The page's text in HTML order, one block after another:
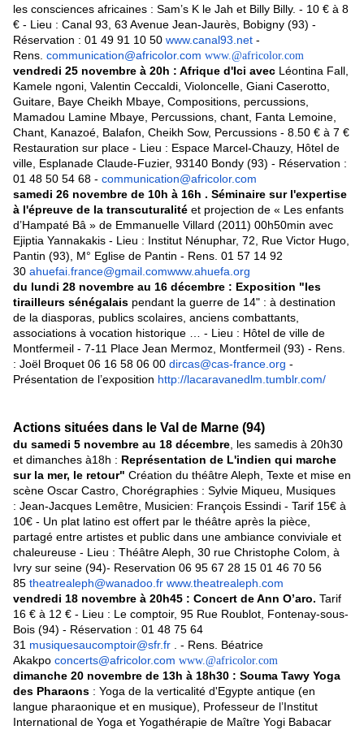
les consciences africaines : Sam’s K le Jah et Billy Billy. - 10 € à 8
€ - Lieu : Canal 93, 63 Avenue Jean-Jaurès, Bobigny (93) -
Réservation : 01 49 91 10 50 www.canal93.net -
Rens. communication@africolor.com www.@africolor.com
vendredi 25 novembre à 20h : Afrique d'Ici avec Léontina Fall,
Kamele ngoni, Valentin Ceccaldi, Violoncelle, Giani Caserotto,
Guitare, Baye Cheikh Mbaye, Compositions, percussions,
Mamadou Lamine Mbaye, Percussions, chant, Fanta Lemoine,
Chant, Kanazoé, Balafon, Cheikh Sow, Percussions - 8.50 € à 7 €
Restauration sur place - Lieu : Espace Marcel-Chauzy, Hôtel de
ville, Esplanade Claude-Fuzier, 93140 Bondy (93) - Réservation :
01 48 50 54 68 - communication@africolor.com
samedi 26 novembre de 10h à 16h . Séminaire sur l'expertise
à l'épreuve de la transcuturalité et projection de « Les enfants
d’Hampaté Bâ » de Emmanuelle Villard (2011) 00h50min avec
Ejiptia Yannakakis - Lieu : Institut Nénuphar, 72, Rue Victor Hugo,
Pantin (93), M° Eglise de Pantin - Rens. 01 57 14 92
30 ahuefai.france@gmail.comwww.ahuefa.org
du lundi 28 novembre au 16 décembre : Exposition "les
tirailleurs sénégalais pendant la guerre de 14" : à destination
de la diasporas, publics scolaires, anciens combattants,
associations à vocation historique … - Lieu : Hôtel de ville de
Montfermeil - 7-11 Place Jean Mermoz, Montfermeil (93) - Rens.
: Joël Broquet 06 16 58 06 00 dircas@cas-france.org -
Présentation de l’exposition http://lacaravanedlm.tumblr.com/
Actions situées dans le Val de Marne (94)
du samedi 5 novembre au 18 décembre , les samedis à 20h30
et dimanches à18h : Représentation de L'indien qui marche
sur la mer, le retour" Création du théâtre Aleph, Texte et mise en
scène Oscar Castro, Chorégraphies : Sylvie Miqueu, Musiques
: Jean-Jacques Lemêtre, Musicien: François Essindi - Tarif 15€ à
10€ - Un plat latino est offert par le théâtre après la pièce,
partagé entre artistes et public dans une ambiance conviviale et
chaleureuse - Lieu : Théâtre Aleph, 30 rue Christophe Colom, à
Ivry sur seine (94)- Reservation 06 95 67 28 15 01 46 70 56
85 theatrealeph@wanadoo.fr www.theatrealeph.com
vendredi 18 novembre à 20h45 : Concert de Ann O’aro. Tarif
16 € à 12 € - Lieu : Le comptoir, 95 Rue Roublot, Fontenay-sous-
Bois (94) - Réservation : 01 48 75 64
31 musiquesaucomptoir@sfr.fr . - Rens. Béatrice
Akakpo concerts@africolor.com www.@africolor.com
dimanche 20 novembre de 13h à 18h30 : Souma Tawy Yoga
des Pharaons : Yoga de la verticalité d'Egypte antique (en
langue pharaonique et en musique), Professeur de l’Institut
International de Yoga et Yogathérapie de Maître Yogi Babacar